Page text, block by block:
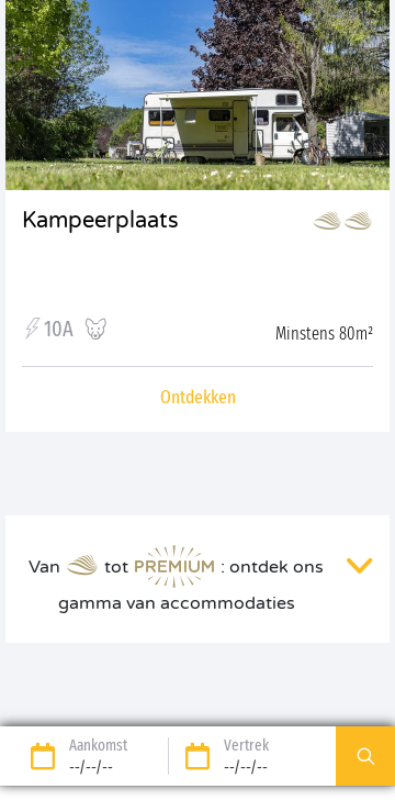
Kampeerplaats
10A Minstens 80m²
Ontdekken
Van tot
: ontdek ons
gamma van accommodaties
Aankomst
--/--/--
Vertrek
--/--/--